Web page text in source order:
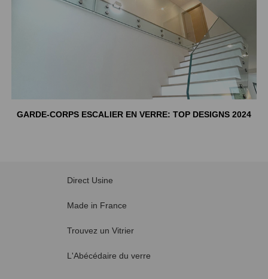
GARDE-CORPS ESCALIER EN VERRE: TOP DESIGNS 2024
Direct Usine
Made in France
Trouvez un Vitrier
L'Abécédaire du verre